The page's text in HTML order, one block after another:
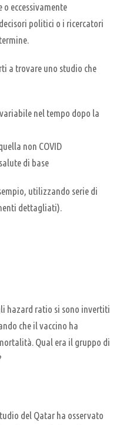
eccessivamente
politici o i ricercatori
a trovare uno studio che
nel tempo dopo la
non COVID
di base
utilizzando serie di
dettagliati).
hazard ratio si sono invertiti
che il vaccino ha
Qual era il gruppo di
del Qatar ha osservato